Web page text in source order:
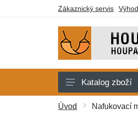
Zákaznický servis
Houpací sítě
Katalog zboží
Úvod Nafukovací